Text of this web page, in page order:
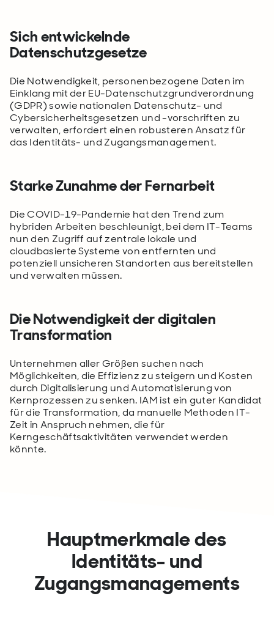
Sich entwickelnde
Datenschutzgesetze
Die Notwendigkeit, personenbezogene Daten im
Einklang mit der EU-Datenschutzgrundverordnung
(GDPR) sowie nationalen Datenschutz- und
Cybersicherheitsgesetzen und -vorschriften zu
verwalten, erfordert einen robusteren Ansatz für
das Identitäts- und Zugangsmanagement.
Starke Zunahme der Fernarbeit
Die COVID-19-Pandemie hat den Trend zum
hybriden Arbeiten beschleunigt, bei dem IT-Teams
nun den Zugriff auf zentrale lokale und
cloudbasierte Systeme von entfernten und
potenziell unsicheren Standorten aus bereitstellen
und verwalten müssen.
Die Notwendigkeit der digitalen
Transformation
Unternehmen aller Größen suchen nach
Möglichkeiten, die Effizienz zu steigern und Kosten
durch Digitalisierung und Automatisierung von
Kernprozessen zu senken. IAM ist ein guter Kandidat
für die Transformation, da manuelle Methoden IT-
Zeit in Anspruch nehmen, die für
Kerngeschäftsaktivitäten verwendet werden
könnte.
Hauptmerkmale des
Identitäts- und
Zugangsmanagements